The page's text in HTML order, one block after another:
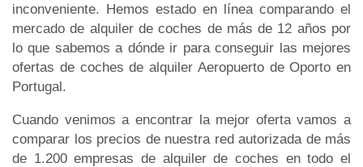
inconveniente. Hemos estado en línea comparando el
mercado de alquiler de coches de más de 12 años por
lo que sabemos a dónde ir para conseguir las mejores
ofertas de coches de alquiler Aeropuerto de Oporto en
Portugal.
Cuando venimos a encontrar la mejor oferta vamos a
comparar los precios de nuestra red autorizada de más
de 1.200 empresas de alquiler de coches en todo el